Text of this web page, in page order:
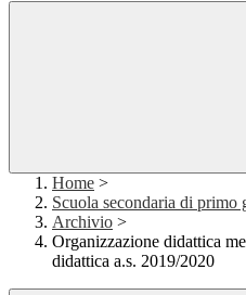
Home >
Scuola secondaria di
Archivio >
Organizzazione didattica
didattica a.s. 2019/2020